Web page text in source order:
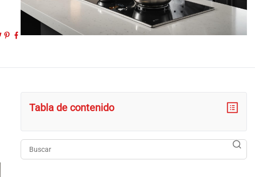
Tabla de contenido
Buscar